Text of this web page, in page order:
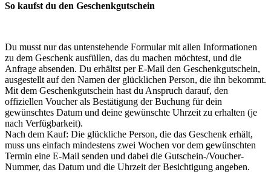
So kaufst du den Geschenkgutschein
Du musst nur das untenstehende Formular mit allen Informationen
zu dem Geschenk ausfüllen, das du machen möchtest, und die
Anfrage absenden. Du erhältst per E-Mail den Geschenkgutschein,
ausgestellt auf den Namen der glücklichen Person, die ihn bekommt.
Mit dem Geschenkgutschein hast du Anspruch darauf, den
offiziellen Voucher als Bestätigung der Buchung für dein
gewünschtes Datum und deine gewünschte Uhrzeit zu erhalten (je
nach Verfügbarkeit).
Nach dem Kauf: Die glückliche Person, die das Geschenk erhält,
muss uns einfach mindestens zwei Wochen vor dem gewünschten
Termin eine E-Mail senden und dabei die Gutschein-/Voucher-
Nummer, das Datum und die Uhrzeit der Besichtigung angeben.